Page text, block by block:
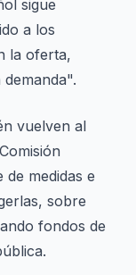
sigue
a los
la oferta,
vuelven al
de medidas e
sobre
fondos de